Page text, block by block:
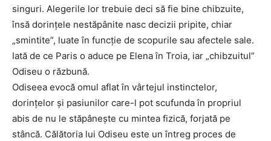
singuri. Alegerile lor trebuie deci să fie bine chibzuite,
însă dorințele nestăpânite nasc decizii pripite, chiar
„smintite”, luate în funcție de scopurile sau afectele sale.
Iată de ce Paris o aduce pe Elena în Troia, iar „chibzuitul”
Odiseu o răzbună.
Odiseea evocă omul aflat în vârtejul instinctelor,
dorințelor și pasiunilor care-l pot scufunda în propriul
abis de nu le stăpânește cu mintea fizică, forjată pe
stâncă. Călătoria lui Odiseu este un întreg proces de